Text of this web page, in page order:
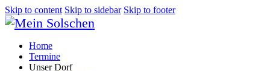
Skip to content Skip to sidebar Skip to footer
Home
Termine
Unser Dorf